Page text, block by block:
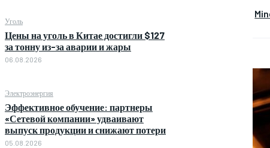
Уголь
Цены на уголь в Китае достигли $127
за тонну из-за аварии и жары
06.08.2026
Электроэнергия
Эффективное обучение: партнеры
«Сетевой компании» удваивают
выпуск продукции и снижают потери
05.08.2026